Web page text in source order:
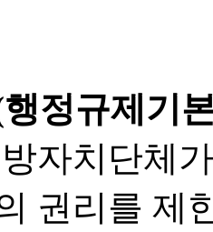
정규제기
자치단체
권리를 제